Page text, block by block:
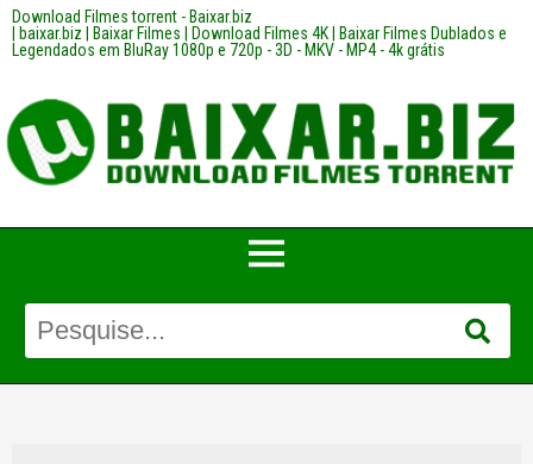
Download Filmes torrent - Baixar.biz
| baixar.biz | Baixar Filmes | Download Filmes 4K | Baixar Filmes Dublados e
Legendados em BluRay 1080p e 720p - 3D - MKV - MP4 - 4k grátis